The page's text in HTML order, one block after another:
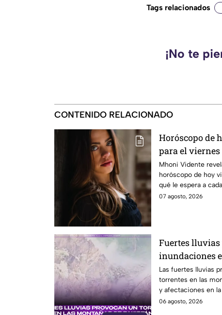
Tags relacionados
¡No te
CONTENIDO RELACIONADO
Horóscopo de
para el viernes
Mhoni Vidente
horóscopo de hoy
qué le espera a
informamos.
07 agosto, 2026
Fuertes
inundaciones
montañosa
Las fuertes lluvias
torrentes en las
y afectaciones en
06 agosto, 2026